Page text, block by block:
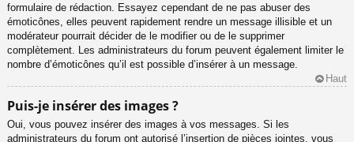
formulaire de rédaction. Essayez cependant de ne pas abuser des
émoticônes, elles peuvent rapidement rendre un message illisible et un
modérateur pourrait décider de le modifier ou de le supprimer
complètement. Les administrateurs du forum peuvent également limiter le
nombre d’émoticônes qu’il est possible d’insérer à un message.
Haut
Puis-je insérer des images ?
Oui, vous pouvez insérer des images à vos messages. Si les
administrateurs du forum ont autorisé l’insertion de pièces jointes, vous